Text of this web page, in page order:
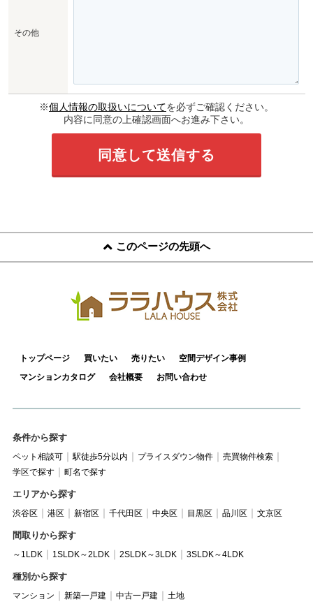
その他
※個人情報の取扱いについてを必ずご確認ください。
内容に同意の上確認画面へお進み下さい。
このページの先頭へ
トップページ 買いたい 売りたい
空間デザイン事例
マンションカタログ
会社概要 お問い合わせ
条件から探す
ペット相談可 駅徒歩5分以内 プライスダウン物件
売買物件検索
学区で探す
町名で探す
エリアから探す
渋谷区 港区 新宿区 千代田区 中央区 目黒区 品川区 文京区
間取りから探す
～1LDK 1SLDK～2LDK 2SLDK～3LDK 3SLDK～4LDK
種別から探す
マンション 新築一戸建 中古一戸建 土地